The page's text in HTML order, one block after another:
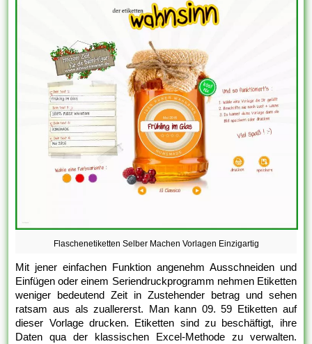
Flaschenetiketten Selber Machen Vorlagen Einzigartig
Mit jener einfachen Funktion angenehm Ausschneiden und
Einfügen oder einem Seriendruckprogramm nehmen Etiketten
weniger bedeutend Zeit in Zustehender betrag und sehen
ratsam aus als zuallererst. Man kann 09. 59 Etiketten auf
dieser Vorlage drucken. Etiketten sind zu beschäftigt, ihre
Daten qua der klassischen Excel-Methode zu verwalten.